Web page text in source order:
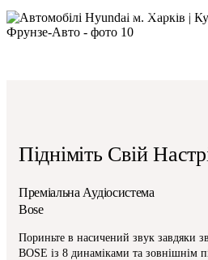
Додатковий Обдув
Підніміть Свій
Преміальна Аудіосистема
Bose
Пориньте в насичений звук завдяки
BOSE із 8 динаміками та зовнішнім